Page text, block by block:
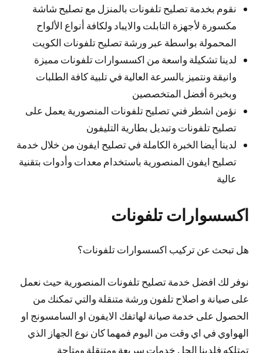
نقوم بخدمة تصليح تلفونات بالمنزل مع تصليح شاشة
مكسورة لأجهزة التابلت والايباد ولكافة أنواع الألواح
المحمولة بواسطة عبر ورشة تصليح تلفونات الكويت
لدينا تشكيلة واسعة من اكسسوارات تلفونات مميزة
وانيقة ونتميز بالسرعة العالية في تلبية كافة الطلبات
وبخبرة أفضل المتخصصين
نؤمن اشطر فني تصليح تلفونات المنصورية يعمل على
تصليح تلفونات وتبديل بطارية التليفون
لدينا أيضا الخبرة الكاملة في تصليح ايفون من خلال خدمة
تصليح ايفون المنصورية باستخدام معدات وأدوات بتقنية
عالية
اكسسوارات تلفونات
هل تبحث عن تركيب اكسسوارات تلفونات؟
نوفر لك افضل خدمة تصليح تلفونات المنصورية حيث نعمل
على صيانة و اصلاح تلفون ورشة متنقلة والتي تمكنك من
الحصول على خدمة صيانة لهاتفك الايفون او السامسونج او
الهواوي في اي وقت من اليوم فمهما كان نوع الجهاز الذي
تمتلكه فلدينا الحل خدمات سريعة ومتنقلة ومتاحة